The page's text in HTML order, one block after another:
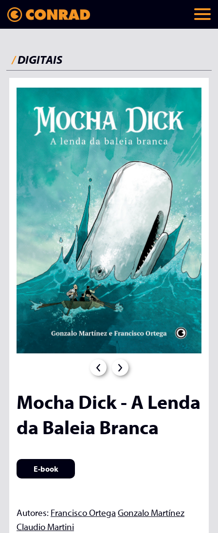
/DIGITAIS
Mocha Dick - A Lenda
da Baleia Branca
E-book
Autores: Francisco Ortega Gonzalo Martínez
Claudio Martini